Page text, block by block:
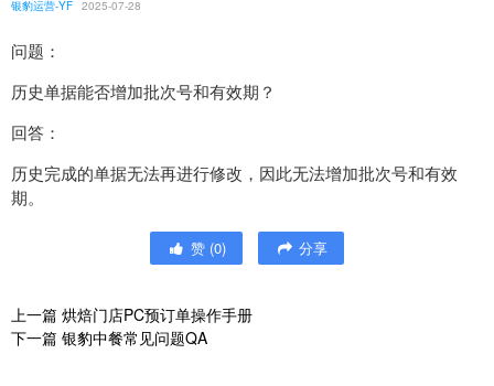
银豹运营-YF 2025-07-28
问题：
历史单据能否增加批次号和有效期？
回答：
历史完成的单据无法再进行修改，因此无法增加批次号和有效
期。
赞 (0) 分享
上一篇 烘焙门店PC预订单操作手册
下一篇 银豹中餐常见问题QA